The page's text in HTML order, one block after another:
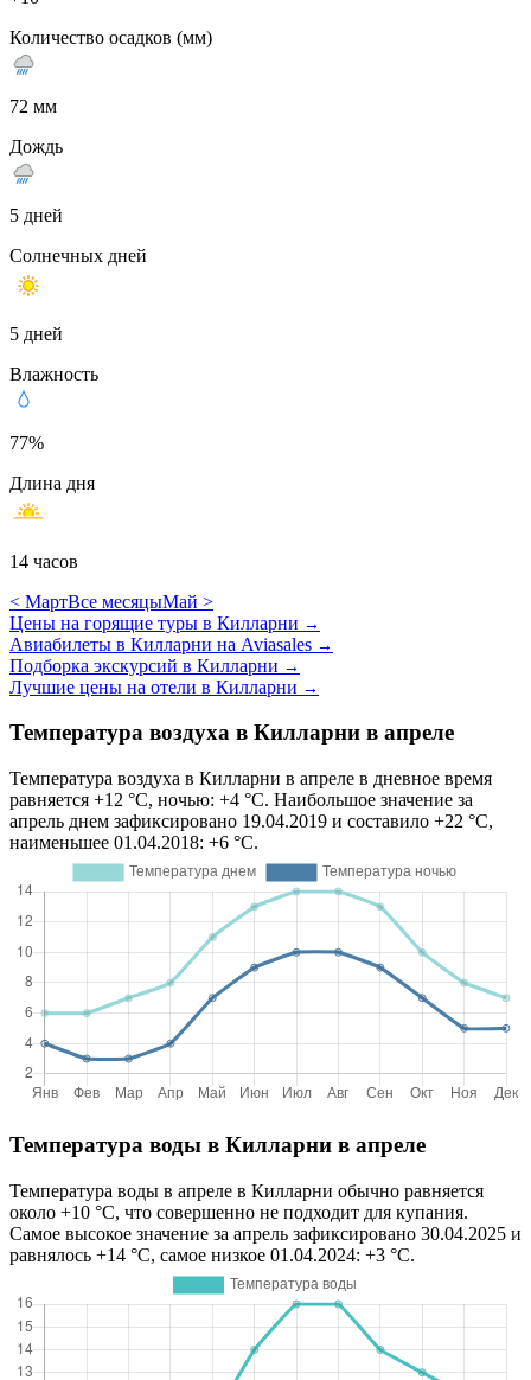
Количество осадков (мм)
72 мм
Дождь
5 дней
Солнечных дней
5 дней
Влажность
77%
Длина дня
14 часов
< МартВсе месяцыМай >
Цены на горящие туры в Килларни →
Авиабилеты в Килларни на Aviasales →
Подборка экскурсий в Килларни →
Лучшие цены на отели в Килларни →
Температура воздуха в Килларни в апреле
Температура воздуха в Килларни в апреле в дневное время
равняется +12 °C, ночью: +4 °C. Наибольшое значение за
апрель днем зафиксировано 19.04.2019 и составило +22 °C,
наименьшее 01.04.2018: +6 °C.
Температура воды в Килларни в апреле
Температура воды в апреле в Килларни обычно равняется
около +10 °C, что совершенно не подходит для купания.
Самое высокое значение за апрель зафиксировано 30.04.2025 и
равнялось +14 °C, самое низкое 01.04.2024: +3 °C.